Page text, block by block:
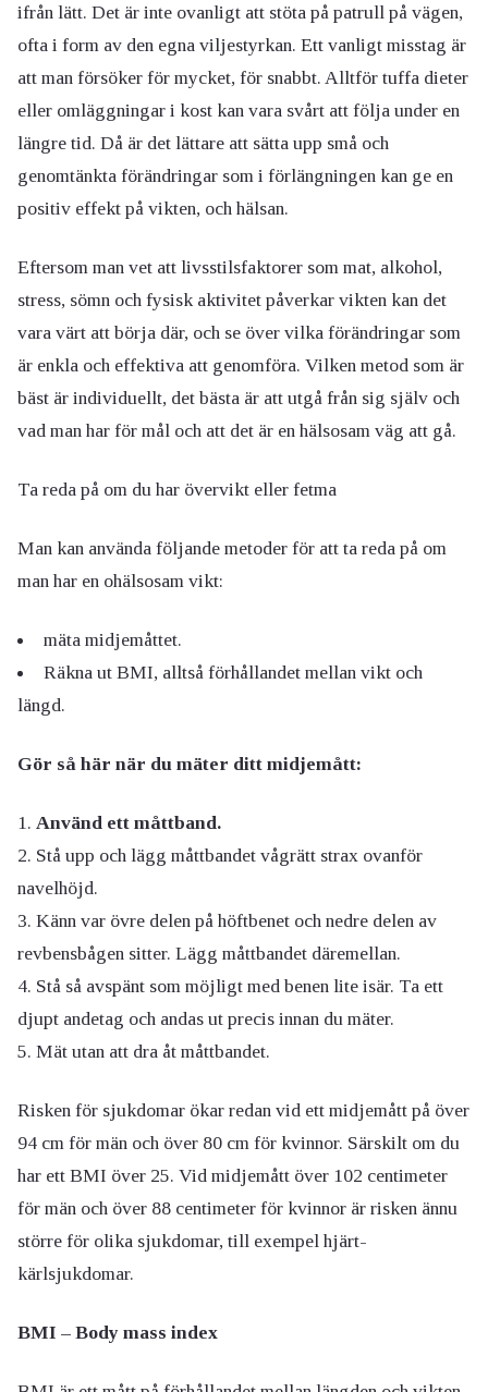
ifrån lätt. Det är inte ovanligt att stöta på patrull på vägen,
ofta i form av den egna viljestyrkan. Ett vanligt misstag är
att man försöker för mycket, för snabbt. Alltför tuffa dieter
eller omläggningar i kost kan vara svårt att följa under en
längre tid. Då är det lättare att sätta upp små och
genomtänkta förändringar som i förlängningen kan ge en
positiv effekt på vikten, och hälsan.
Eftersom man vet att livsstilsfaktorer som mat, alkohol,
stress, sömn och fysisk aktivitet påverkar vikten kan det
vara värt att börja där, och se över vilka förändringar som
är enkla och effektiva att genomföra. Vilken metod som är
bäst är individuellt, det bästa är att utgå från sig själv och
vad man har för mål och att det är en hälsosam väg att gå.
Ta reda på om du har övervikt eller fetma
Man kan använda följande metoder för att ta reda på om
man har en ohälsosam vikt:
mäta midjemåttet.
Räkna ut BMI, alltså förhållandet mellan vikt och
längd.
Gör så här när du mäter ditt midjemått:
Använd ett måttband.
Stå upp och lägg måttbandet vågrätt strax ovanför
navelhöjd.
Känn var övre delen på höftbenet och nedre delen av
revbensbågen sitter. Lägg måttbandet däremellan.
Stå så avspänt som möjligt med benen lite isär. Ta ett
djupt andetag och andas ut precis innan du mäter.
Mät utan att dra åt måttbandet.
Risken för sjukdomar ökar redan vid ett midjemått på över
94 cm för män och över 80 cm för kvinnor. Särskilt om du
har ett BMI över 25. Vid midjemått över 102 centimeter
för män och över 88 centimeter för kvinnor är risken ännu
större för olika sjukdomar, till exempel hjärt-
kärlsjukdomar.
BMI – Body mass index